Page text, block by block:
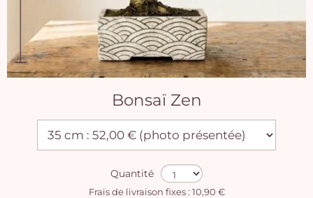
Bonsaï Zen
Quantité
Frais de livraison fixes : 10,90 €